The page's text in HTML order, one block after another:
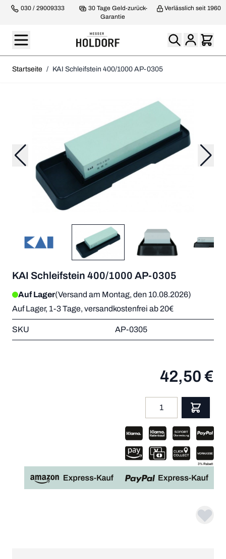
030 / 29009333
30 Tage Geld-zurück-
Garantie
Verlässlich seit 1960
Startseite / KAI Schleifstein 400/1000 AP-0305
KAI Schleifstein 400/1000 AP-0305
Auf Lager(Versand am Montag, den 10.08.2026)
Auf Lager, 1-3 Tage, versandkostenfrei ab 20€
SKU AP-0305
42,50 €